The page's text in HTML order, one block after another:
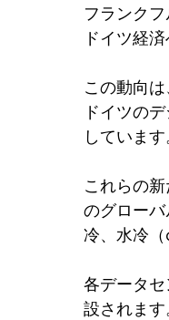
フランク
ドイツ経
この動向
ドイツの
しています
これらの
のグロー
冷、水冷
各データ
設されま